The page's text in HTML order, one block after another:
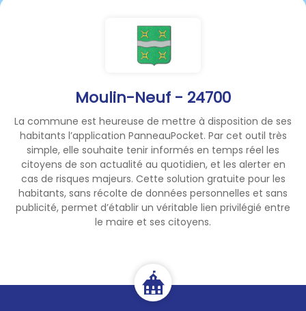
Moulin-Neuf - 24700
La commune est heureuse de mettre à disposition de ses
habitants l’application PanneauPocket. Par cet outil très
simple, elle souhaite tenir informés en temps réel les
citoyens de son actualité au quotidien, et les alerter en
cas de risques majeurs. Cette solution gratuite pour les
habitants, sans récolte de données personnelles et sans
publicité, permet d’établir un véritable lien privilégié entre
le maire et ses citoyens.
https://sites.google.com/vie
w/associationscolairem9